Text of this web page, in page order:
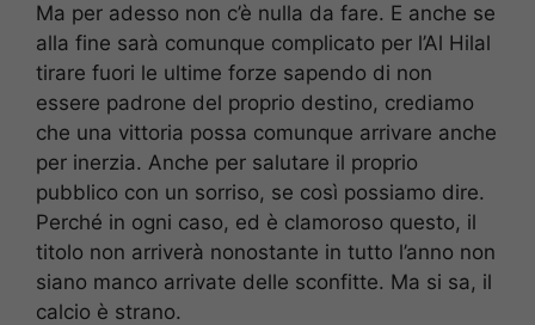
Ma per adesso non c’è nulla da fare. E anche se
alla fine sarà comunque complicato per l’Al Hilal
tirare fuori le ultime forze sapendo di non
essere padrone del proprio destino, crediamo
che una vittoria possa comunque arrivare anche
per inerzia. Anche per salutare il proprio
pubblico con un sorriso, se così possiamo dire.
Perché in ogni caso, ed è clamoroso questo, il
titolo non arriverà nonostante in tutto l’anno non
siano manco arrivate delle sconfitte. Ma si sa, il
calcio è strano.